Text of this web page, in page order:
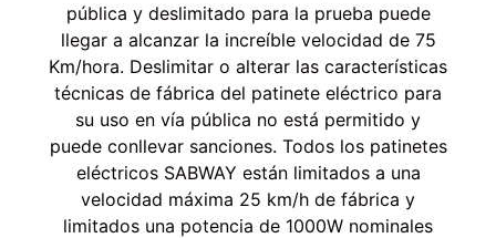
pública y deslimitado para la prueba puede
llegar a alcanzar la increíble velocidad de 75
Km/hora. Deslimitar o alterar las características
técnicas de fábrica del patinete eléctrico para
su uso en vía pública no está permitido y
puede conllevar sanciones. Todos los patinetes
eléctricos SABWAY están limitados a una
velocidad máxima 25 km/h de fábrica y
limitados una potencia de 1000W nominales